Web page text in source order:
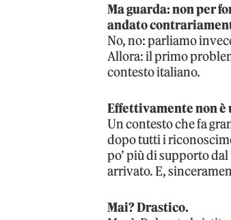
Ma guarda: non per
andato
No, no: parliamo
Allora: il primo
contesto italiano.
Effettivamente non è
Un contesto che fa
dopo tutti i
po’ più di supporto
arrivato. E,
Mai? Drastico.